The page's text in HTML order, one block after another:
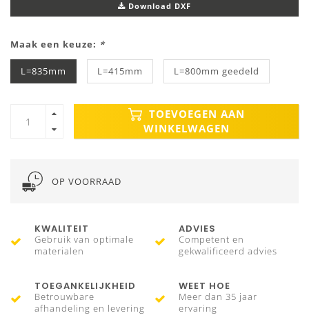
Download DXF
Maak een keuze: *
L=835mm L=415mm L=800mm geedeld
TOEVOEGEN AAN
WINKELWAGEN
OP VOORRAAD
KWALITEIT
Gebruik van optimale
materialen
ADVIES
Competent en
gekwalificeerd advies
TOEGANKELIJKHEID
Betrouwbare
afhandeling en levering
WEET HOE
Meer dan 35 jaar
ervaring